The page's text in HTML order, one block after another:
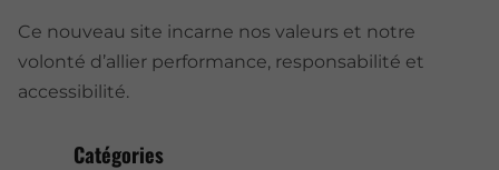
Catégories
Ce nouveau site incarne nos valeurs et notre
volonté d’allier performance, responsabilité et
accessibilité.